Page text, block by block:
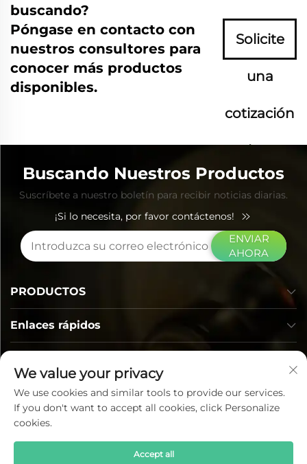
buscando?
Póngase en contacto con
nuestros consultores para
conocer más productos
disponibles.
Solicite
una
cotización
ahora
Buscando Nuestros Productos
Suscríbete a nuestro boletín para recibir noticias diarias.
¡Si lo necesita, por favor contáctenos!
ENVIAR
AHORA
Enlaces rápidos
PRODUCTOS
We value your privacy
We use cookies and similar tools to provide our services.
If you don't want to accept all cookies, click Personalize
cookies.
Accept all